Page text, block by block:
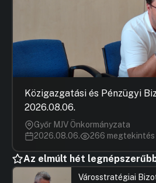
Közigazgatási és Pénzügyi
2026.08.06.
Győr MJV Önkormányzata
2026.08.06.
266 megtekintés
Az elmúlt hét
Városstratégiai